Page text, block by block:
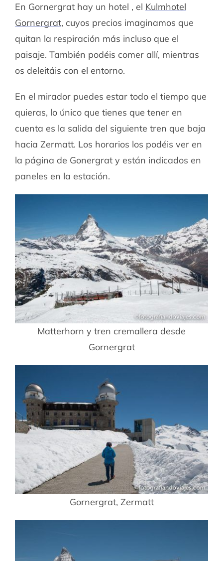
En Gornergrat hay un hotel , el Kulmhotel
Gornergrat, cuyos precios imaginamos que
quitan la respiración más incluso que el
paisaje. También podéis comer allí, mientras
os deleitáis con el entorno.
En el mirador puedes estar todo el tiempo que
quieras, lo único que tienes que tener en
cuenta es la salida del siguiente tren que baja
hacia Zermatt. Los horarios los podéis ver en
la página de Gonergrat y están indicados en
paneles en la estación.
Matterhorn y tren cremallera desde
Gornergrat
Gornergrat, Zermatt